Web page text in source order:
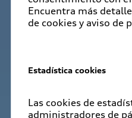
Encuentra más
de cookies y aviso de
Estadística cookies
Las cookies de
administradores de